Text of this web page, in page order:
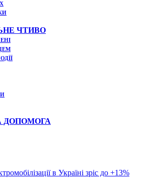
ЧТИВО
ДОПОМОГА
в Україні зріс до +13%